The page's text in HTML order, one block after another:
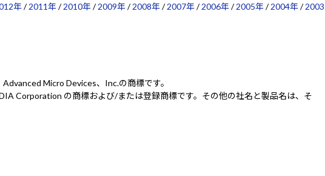
年/2011年/2010年/2009年/2008年/2007年/2006年/2005年/2004年/2003
Micro Devices、Inc.の商標です。
Corporation の商標および/または登録商標です。その他の社名と製品名は、そ